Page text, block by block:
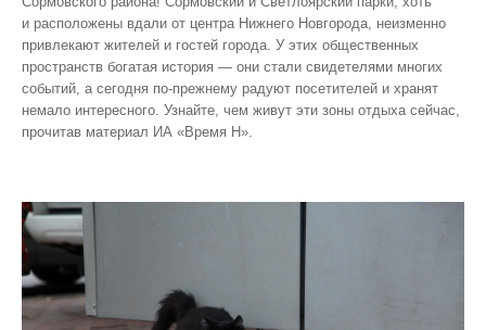
и расположены вдали от центра Нижнего Новгорода, неизменно
привлекают жителей и гостей города. У этих общественных
пространств богатая история — они стали свидетелями многих
событий, а сегодня по‑прежнему радуют посетителей и хранят
немало интересного. Узнайте, чем живут эти зоны отдыха сейчас,
прочитав материал ИА «Время Н».